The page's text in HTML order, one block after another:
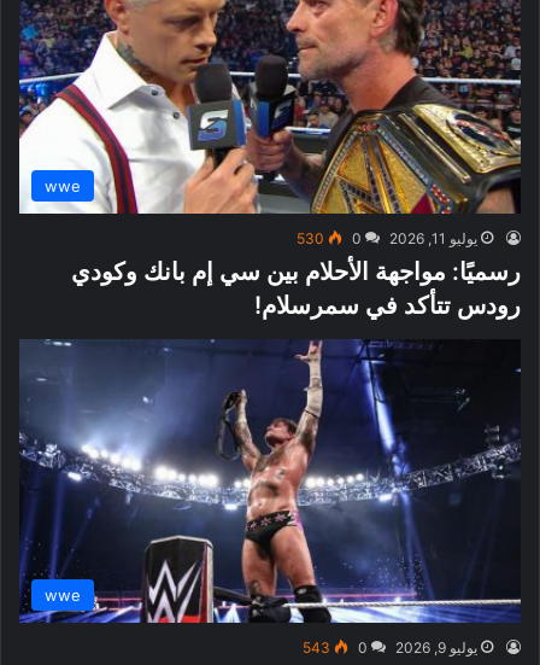
wwe
يوليو 11, 2026 0
530
رسميًا: مواجهة الأحلام بين سي إم بانك وكودي
رودس تتأكد في سمرسلام!
wwe
يوليو 9, 2026 0
543